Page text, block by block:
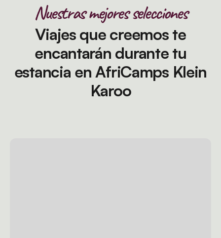
Nuestras mejores selecciones
Viajes que creemos te
encantarán durante tu
estancia en AfriCamps Klein
Karoo